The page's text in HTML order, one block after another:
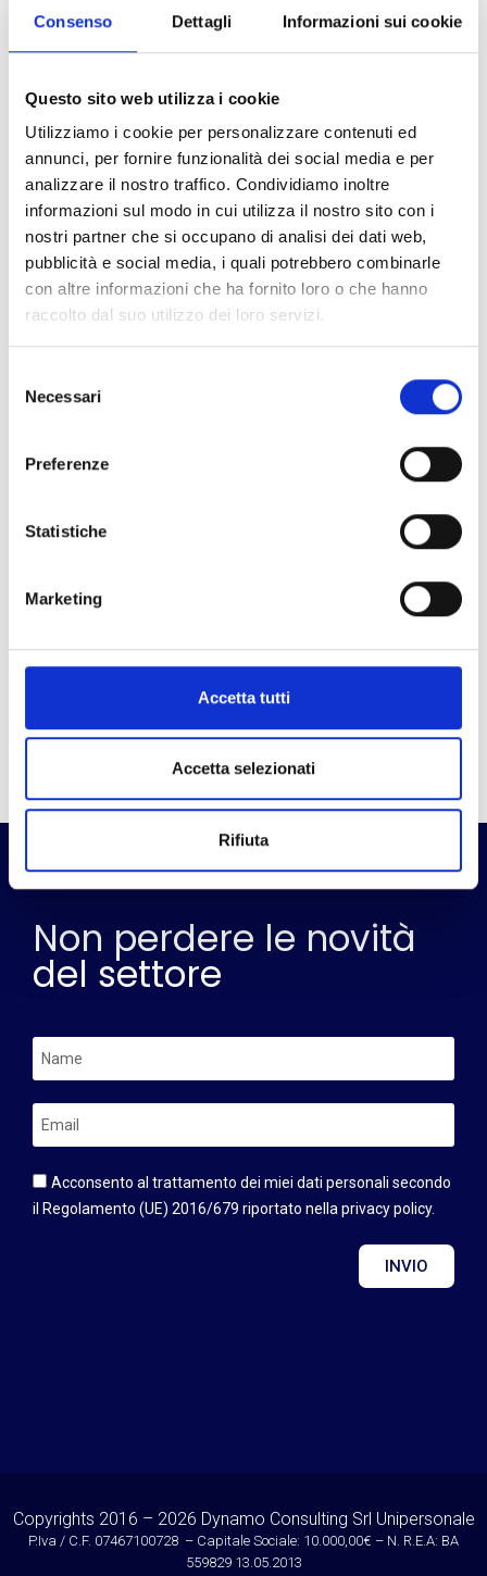
Consenso Dettagli Informazioni sui cookie
Questo sito web utilizza i cookie
Utilizziamo i cookie per personalizzare contenuti ed
annunci, per fornire funzionalità dei social media e per
analizzare il nostro traffico. Condividiamo inoltre
informazioni sul modo in cui utilizza il nostro sito con i
nostri partner che si occupano di analisi dei dati web,
pubblicità e social media, i quali potrebbero combinarle
con altre informazioni che ha fornito loro o che hanno
raccolto dal suo utilizzo dei loro servizi.
delNecessari
Preferenze
Statistiche
Marketing
Accetta tutti
Accetta selezionati
Rifiuta
CONOSCENZA:
organizziamo una serie di
incontri con la proprietà,
direttori, capi reparto per
conoscere e
comprendere il vostro
background, i processi
operativa adottata;
INDAGINE: Estrapoliamo i
revenue e di costi
tuoi canali distributivi
ANALISI
identifichiamo il
inespresse dell’albergo
mercato di riferimento ed
CONDIVISIONE
condividiamo il piano
strategico con tutte le
figure chiave della
struttura e raccogliamo gli
spunti utili per migliorare il
documento, col fine di
aziendali;
ACTIVITY
consulenza. Vengono
applicate operativamente
tutte le azioni indicate nel
attraverso gli strumenti
più indicati per la tua
: viene effettuato il
Benchmarking e vengono
prefissati.
Non perdere le novità
del settore
Acconsento al trattamento dei miei dati personali secondo
il Regolamento (UE) 2016/679 riportato nella privacy policy.
INVIO
Copyrights 2016 – 2026 Dynamo Consulting Srl Unipersonale
P.Iva / C.F. 07467100728 – Capitale Sociale: 10.000,00€ – N. R.E.A: BA
559829 13.05.2013